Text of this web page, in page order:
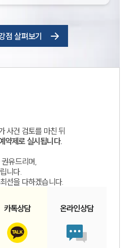
점 살펴보기
사건 검토를 마친 뒤
약제로 실시됩니다.
유드리며,
니다.
선을 다하겠습니다.
카톡상담 온라인상담